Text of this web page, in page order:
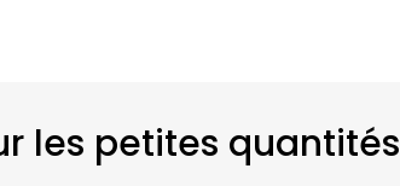
les petites quantités